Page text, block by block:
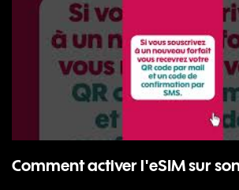
Comment activer l'eSIM sur